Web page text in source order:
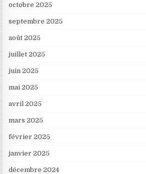
octobre 2025
septembre 2025
août 2025
juillet 2025
juin 2025
mai 2025
avril 2025
mars 2025
février 2025
janvier 2025
décembre 2024